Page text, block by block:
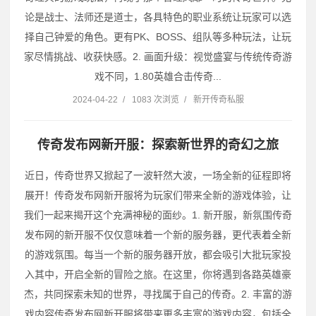
论是战士、法师还是道士，各具特色的职业系统让玩家可以选
择自己钟爱的角色。更有PK、BOSS、组队等多种玩法，让玩
家尽情挑战、收获快感。2. 画面升级：视觉盛宴与传统传奇游
戏不同，1.80英雄合击传奇...
2024-04-22 / 1083 次浏览 / 新开传奇私服
传奇发布网新开服：探索新世界的奇幻之旅
近日，传奇世界又掀起了一波轩然大波，一场全新的征程即将
展开！传奇发布网新开服将为玩家们带来全新的游戏体验，让
我们一起来揭开这个充满神秘的面纱。1. 新开服，新氛围传奇
发布网的新开服不仅仅意味着一个新的服务器，更代表着全新
的游戏氛围。每当一个新的服务器开放，都会吸引大批玩家投
入其中，开启全新的冒险之旅。在这里，你将遇到各路英雄豪
杰，共同探索未知的世界，寻找属于自己的传奇。2. 丰富的游
戏内容传奇发布网新开服将带来更多丰富的游戏内容，包括全